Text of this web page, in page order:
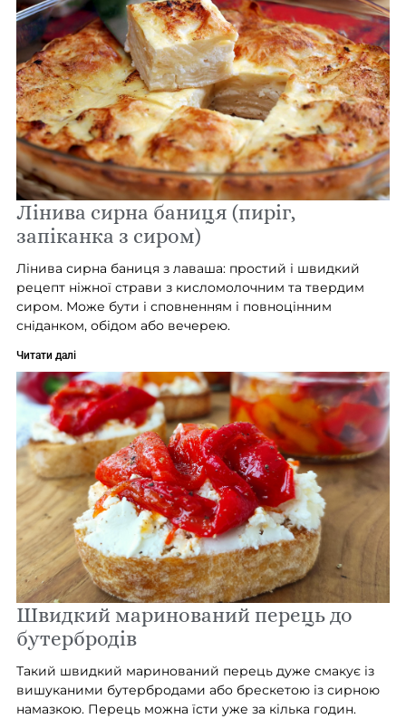
Лінива сирна баниця (пиріг,
запіканка з сиром)
Лінива сирна баниця з лаваша: простий і швидкий
рецепт ніжної страви з кисломолочним та твердим
сиром. Може бути і сповненням і повноцінним
сніданком, обідом або вечерею.
Читати далі
Швидкий маринований перець до
бутербродів
Такий швидкий маринований перець дуже смакує із
вишуканими бутербродами або брескетою із сирною
намазкою. Перець можна їсти уже за кілька годин.